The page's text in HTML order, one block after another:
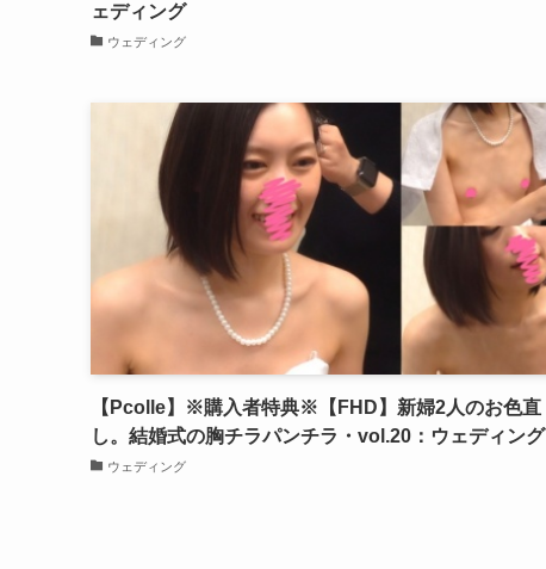
ェディング
ウェディング
【Pcolle】※購入者特典※【FHD】新婦2人のお色直
し。結婚式の胸チラパンチラ・vol.20：ウェディング
ウェディング